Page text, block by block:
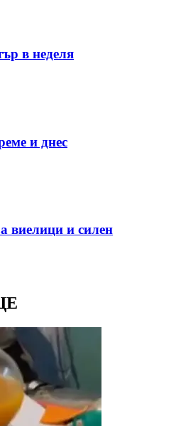
в неделя
и днес
виелици и силен